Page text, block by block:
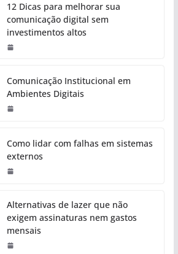
12 Dicas para melhorar sua
comunicação digital sem
investimentos altos
Comunicação Institucional em
Ambientes Digitais
Como lidar com falhas em sistemas
externos
Alternativas de lazer que não
exigem assinaturas nem gastos
mensais